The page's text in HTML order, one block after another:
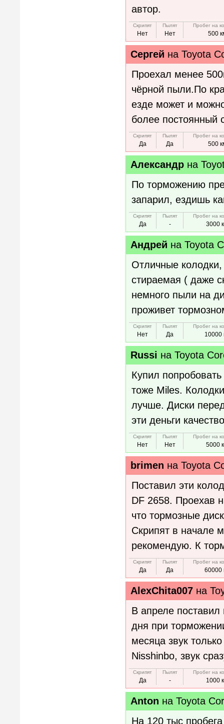
автор.
Скрипят
Нет
Пылят
Нет
Пробег на
500
Сергей на Toyota
Проехал менее
чёрной пыли.По
езде может и
более постоянный
Скрипят
Да
Пылят
Да
Пробег на
500
Александр на
По торможению
запарил, ездишь
Скрипят
Да
Пылят
-
Пробег на
3000
Андрей на Toyota
Отличные колодки,
стираемая ( даже
немного пыли на
проживет
Скрипят
Нет
Пылят
Да
Пробег на
10000
Russi на Toyota
Купил
тоже Miles.
лучше. Диски
эти деньги
Скрипят
Нет
Пылят
Нет
Пробег на
5000
brimen на Toyota
Поставил эти
DF 2658. Проехав
что тормозные
Скрипят в начале
рекомендую. К
Скрипят
Да
Пылят
Да
Пробег на
60000
AlexChita007 на
В апреле
дня при
месяца звук
Nisshinbo, звук
Скрипят
Да
Пылят
-
Пробег на
1000
Anton на Toyota
На 120 тыс